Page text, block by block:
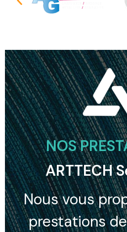
NOS
ARTTECH
Nous vous
prestations